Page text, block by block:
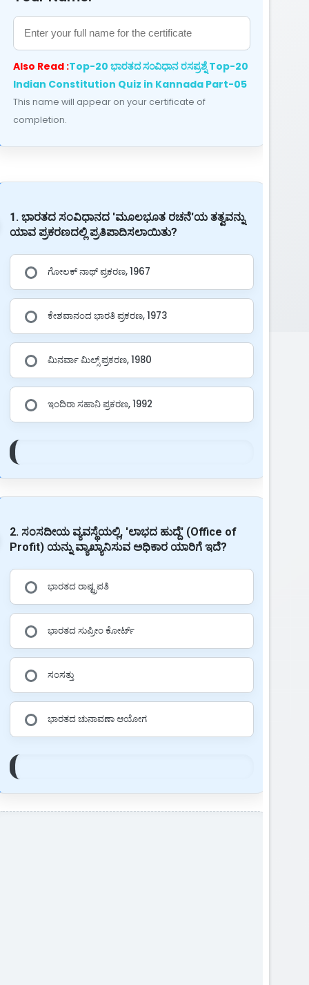
Also Read :Top-20 ಭಾರತದ ಸಂವಿಧಾನ ರಸಪ್ರಶ್ನೆ Top-20
Indian Constitution Quiz in Kannada Part-05
This name will appear on your certificate of
completion.
1. ಭಾರತದ ಸಂವಿಧಾನದ 'ಮೂಲಭೂತ ರಚನೆ'ಯ ತತ್ವವನ್ನು
ಯಾವ ಪ್ರಕರಣದಲ್ಲಿ ಪ್ರತಿಪಾದಿಸಲಾಯಿತು?
ಗೋಲಕ್ ನಾಥ್ ಪ್ರಕರಣ, 1967
ಕೇಶವಾನಂದ ಭಾರತಿ ಪ್ರಕರಣ, 1973
ಮಿನರ್ವಾ ಮಿಲ್ಸ್ ಪ್ರಕರಣ, 1980
ಇಂದಿರಾ ಸಹಾನಿ ಪ್ರಕರಣ, 1992
2. ಸಂಸದೀಯ ವ್ಯವಸ್ಥೆಯಲ್ಲಿ, 'ಲಾಭದ ಹುದ್ದೆ' (Office of
Profit) ಯನ್ನು ವ್ಯಾಖ್ಯಾನಿಸುವ ಅಧಿಕಾರ ಯಾರಿಗೆ ಇದೆ?
ಭಾರತದ ರಾಷ್ಟ್ರಪತಿ
ಭಾರತದ ಸುಪ್ರೀಂ ಕೋರ್ಟ್
ಸಂಸತ್ತು
ಭಾರತದ ಚುನಾವಣಾ ಆಯೋಗ